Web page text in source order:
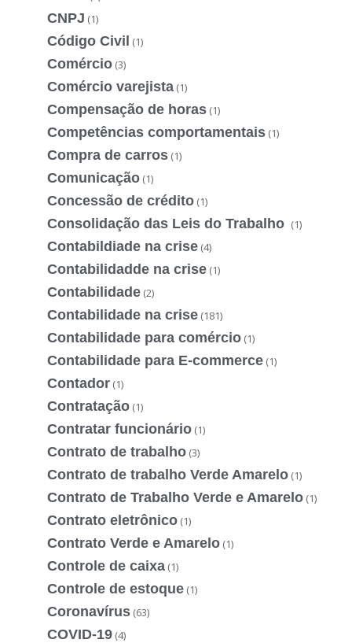
CNPJ (1)
Código Civil (1)
Comércio (3)
Comércio varejista (1)
Compensação de horas (1)
Competências comportamentais (1)
Compra de carros (1)
Comunicação (1)
Concessão de crédito (1)
Consolidação das Leis do Trabalho (1)
Contabildiade na crise (4)
Contabilidadde na crise (1)
Contabilidade (2)
Contabilidade na crise (181)
Contabilidade para comércio (1)
Contabilidade para E-commerce (1)
Contador (1)
Contratação (1)
Contratar funcionário (1)
Contrato de trabalho (3)
Contrato de trabalho Verde Amarelo (1)
Contrato de Trabalho Verde e Amarelo (1)
Contrato eletrônico (1)
Contrato Verde e Amarelo (1)
Controle de caixa (1)
Controle de estoque (1)
Coronavírus (63)
COVID-19 (4)